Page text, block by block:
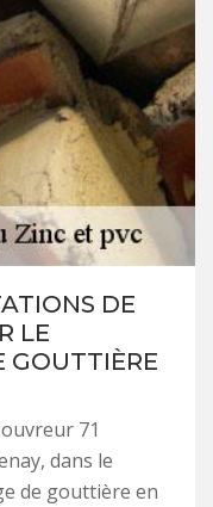
DE
LE
GOUTTIÈRE
71
dans le
de gouttière en